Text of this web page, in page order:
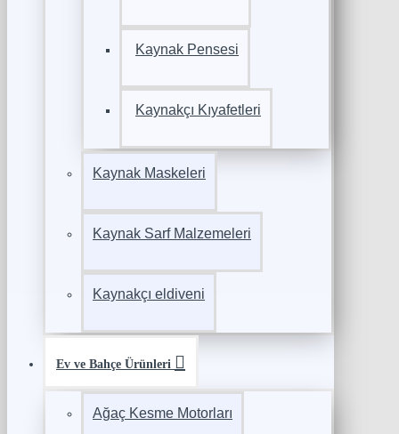
Kaynak Pensesi
Kaynakçı Kıyafetleri
Kaynak Maskeleri
Kaynak Sarf Malzemeleri
Kaynakçı eldiveni
Ev ve Bahçe Ürünleri
Ağaç Kesme Motorları